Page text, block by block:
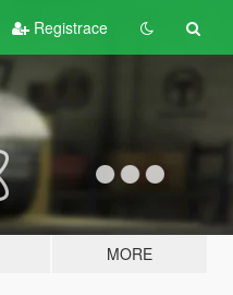
Registrace
MORE